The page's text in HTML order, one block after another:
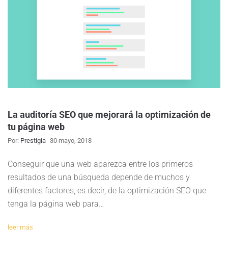
La auditoría SEO que mejorará la optimización de
tu página web
Por: Prestigia 30 mayo, 2018
Conseguir que una web aparezca entre los primeros
resultados de una búsqueda depende de muchos y
diferentes factores, es decir, de la optimización SEO que
tenga la página web para…
leer más